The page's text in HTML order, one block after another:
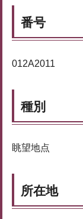
番号
012A2011
種別
眺望地点
所在地